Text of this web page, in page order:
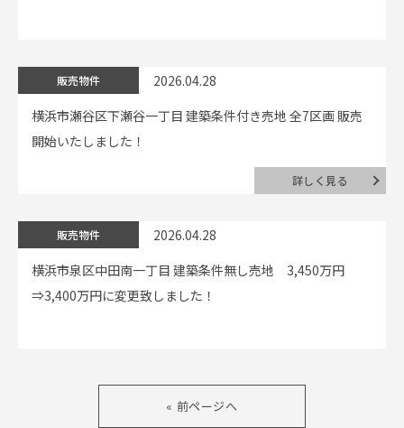
販売物件
2026.04.28
横浜市瀬谷区下瀬谷一丁目 建築条件付き売地 全7区画 販売
開始いたしました！
詳しく見る
販売物件
2026.04.28
横浜市泉区中田南一丁目 建築条件無し売地 3,450万円
⇒3,400万円に変更致しました！
« 前ページへ